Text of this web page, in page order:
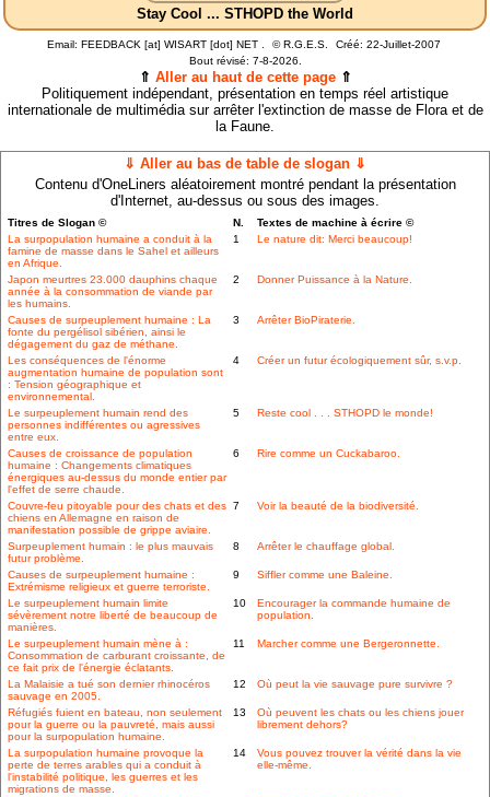
Stay Cool ... STHOPD the World
Email: FEEDBACK [at] WISART [dot] NET . ©R.G.E.S.
Créé: 22-Juillet-2007
Bout révisé: 7-8-2026.
⇑ Aller au haut de cette page⇑
Politiquement indépendant, présentation en temps réel artistique
internationale de multimédia sur arrêter l'extinction de masse de Flora et de
la Faune.
⇓ Aller au bas de table de slogan ⇓
Contenu d'OneLiners aléatoirement montré pendant la présentation
d'Internet, au-dessus ou sous des images.
Titres de Slogan © N.
Textes de machine à écrire ©
La surpopulation humaine a conduit à la
famine de masse dans le Sahel et ailleurs
en Afrique.
1 Le nature dit: Merci beaucoup!
Japon meurtres 23.000 dauphins chaque
année à la consommation de viande par
les humains.
2 Donner Puissance à la Nature.
Causes de surpeuplement humaine : La
fonte du pergélisol sibérien, ainsi le
dégagement du gaz de méthane.
3 Arrêter BioPiraterie.
Les conséquences de l'énorme
augmentation humaine de population sont
: Tension géographique et
environnemental.
4 Créer un futur écologiquement sûr, s.v.p.
Le surpeuplement humain rend des
personnes indifférentes ou agressives
entre eux.
5 Reste cool . . . STHOPD le monde!
Causes de croissance de population
humaine : Changements climatiques
énergiques au-dessus du monde entier par
l'effet de serre chaude.
6 Rire comme un Cuckabaroo.
Couvre-feu pitoyable pour des chats et des
chiens en Allemagne en raison de
manifestation possible de grippe aviaire.
7 Voir la beauté de la biodiversité.
Surpeuplement humain : le plus mauvais
futur problème.
8 Arrêter le chauffage global.
Causes de surpeuplement humaine :
Extrémisme religieux et guerre terroriste.
9 Siffler comme une Baleine.
Le surpeuplement humain limite
sévèrement notre liberté de beaucoup de
manières.
10
Encourager la commande humaine de
population.
Le surpeuplement humain mène à :
Consommation de carburant croissante, de
ce fait prix de l'énergie éclatants.
11 Marcher comme une Bergeronnette.
La Malaisie a tué son dernier rhinocéros
sauvage en 2005.
12 Où peut la vie sauvage pure survivre ?
Réfugiés fuient en bateau, non seulement
pour la guerre ou la pauvreté, mais aussi
pour la surpopulation humaine.
13
Où peuvent les chats ou les chiens jouer
librement dehors?
La surpopulation humaine provoque la
perte de terres arables qui a conduit à
l'instabilité politique, les guerres et les
migrations de masse.
14
Vous pouvez trouver la vérité dans la vie
elle-même.